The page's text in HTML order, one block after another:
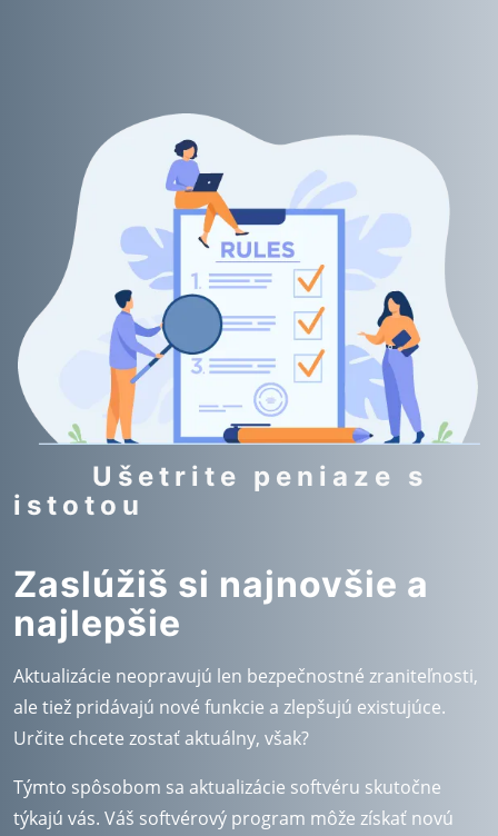
Ušetrite peniaze s
istotou
Zaslúžiš si najnovšie a
najlepšie
Aktualizácie neopravujú len bezpečnostné zraniteľnosti,
ale tiež pridávajú nové funkcie a zlepšujú existujúce.
Určite chcete zostať aktuálny, však?
Týmto spôsobom sa aktualizácie softvéru skutočne
týkajú vás. Váš softvérový program môže získať novú